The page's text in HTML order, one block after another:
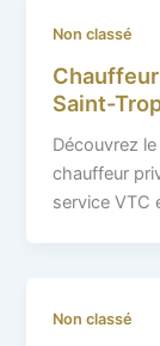
Non classé
Saint-
Découvrez
chauffeur
service VTC
Non classé